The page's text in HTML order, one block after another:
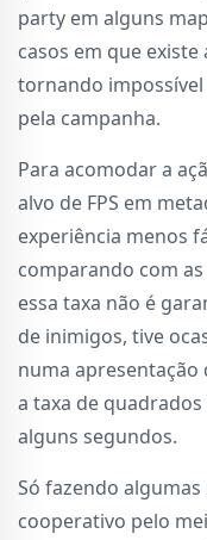
party em alguns
casos em que
tornando impossível
pela campanha.
Para acomodar a
alvo de FPS em
experiência menos
comparando com
essa taxa não é
de inimigos, tive
numa apresentação
a taxa de
alguns segundos.
Só fazendo
cooperativo pelo